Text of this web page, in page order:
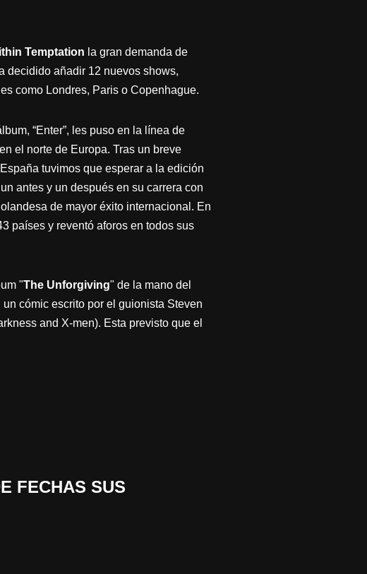
Temptation la gran demanda de
decidido añadir 12 nuevos shows,
como Londres, Paris o Copenhague.
“Enter”, les puso en la línea de
el norte de Europa. Tras un breve
tuvimos que esperar a la edición
antes y un después en su carrera con
de mayor éxito internacional. En
países y reventó aforos en todos sus
"The Unforgiving" de la mano del
cómic escrito por el guionista Steven
and X-men). Esta previsto que el
FECHAS SUS